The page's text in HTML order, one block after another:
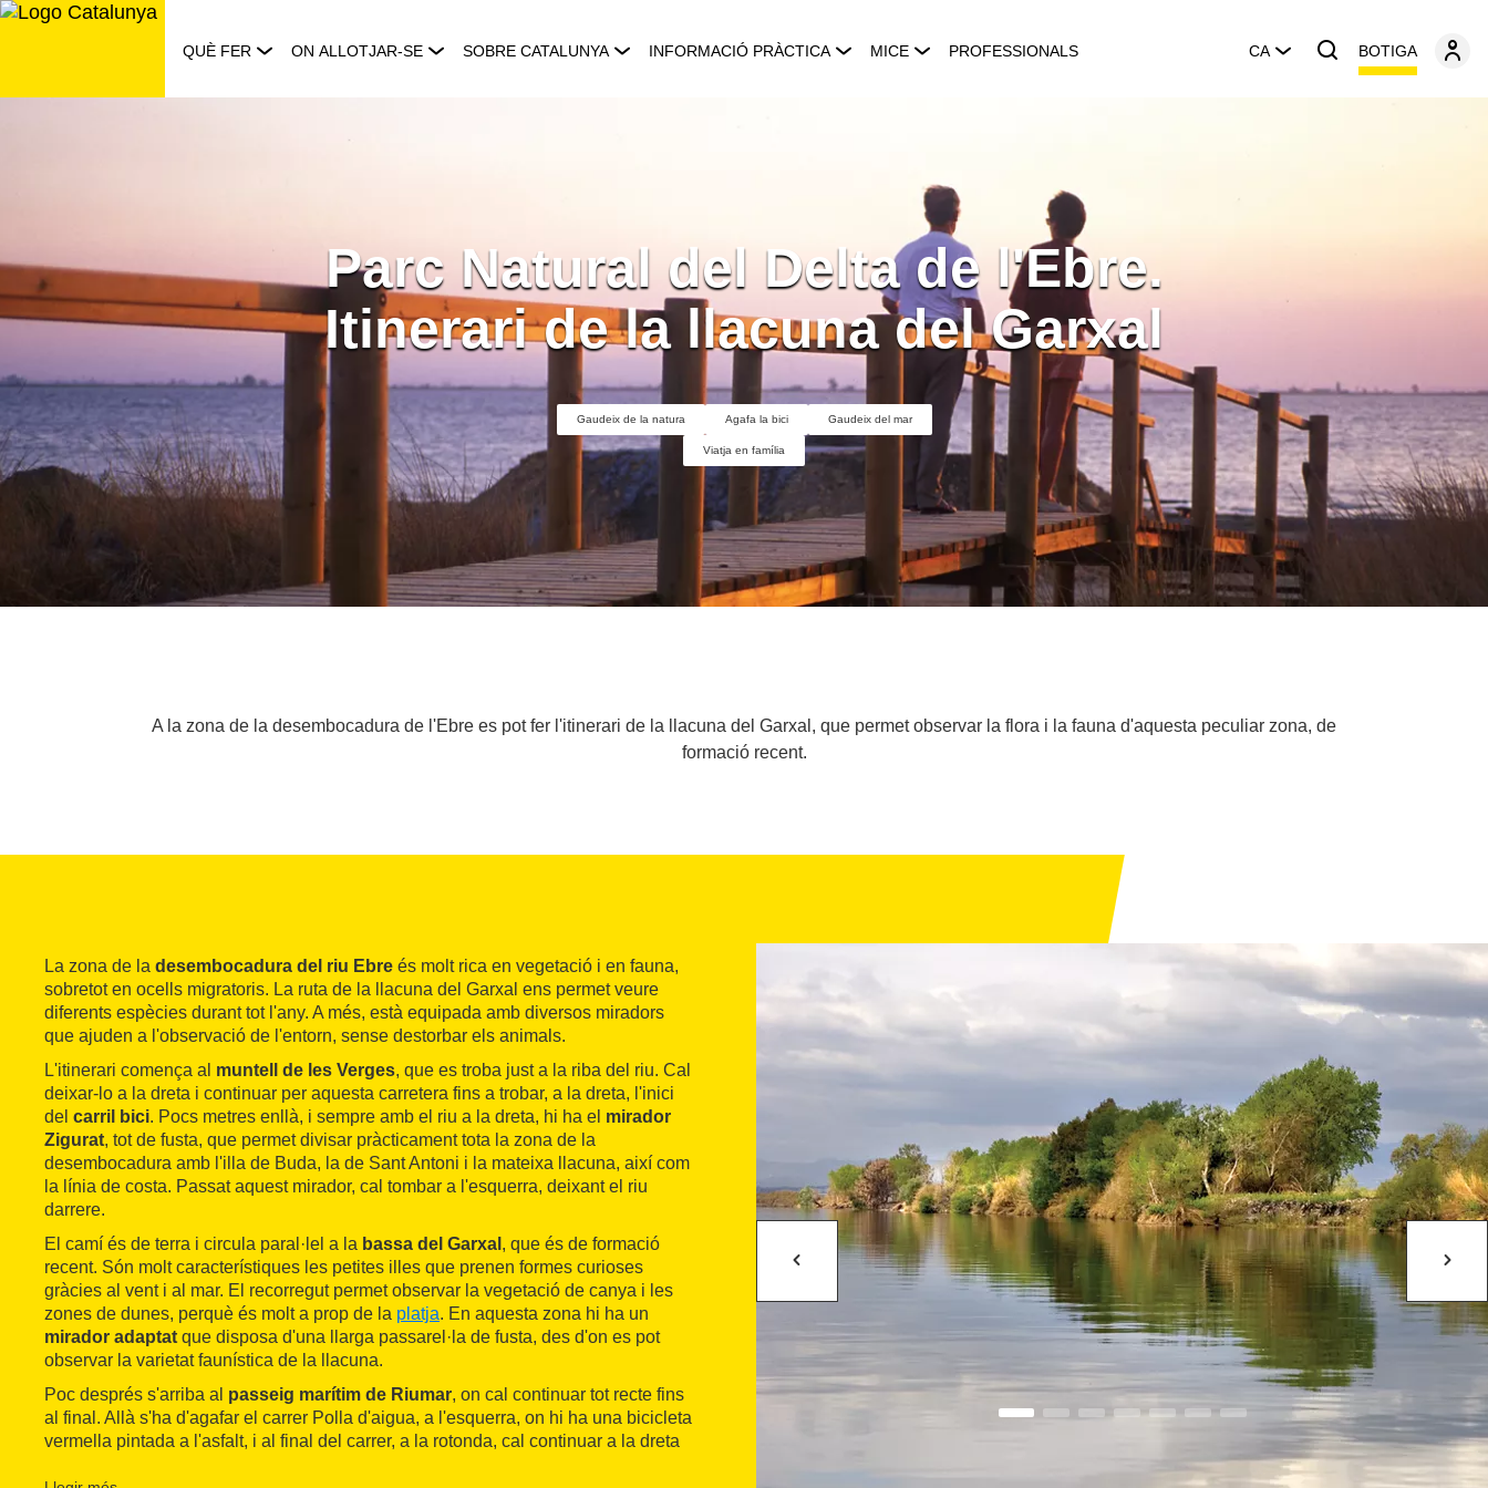
Saltar
QUÈ FER ON ALLOTJAR-SE SOBRE CATALUNYA INFORMACIÓ PRÀCTICA MICE PROFESSIONALS CA BOTIGA
Parc Natural del Delta de l'Ebre.
Itinerari de la llacuna del Garxal
Gaudeix de la natura Agafa la bici Gaudeix del mar
Viatja en família
A la zona de la desembocadura de l'Ebre es pot fer l'itinerari de la llacuna del Garxal, que permet observar la flora i la fauna d'aquesta peculiar zona, de
formació recent.
La zona de la desembocadura del riu Ebre és molt rica en vegetació i en fauna,
sobretot en ocells migratoris. La ruta de la llacuna del Garxal ens permet veure
diferents espècies durant tot l'any. A més, està equipada amb diversos miradors
que ajuden a l'observació de l'entorn, sense destorbar els animals.
L'itinerari comença al muntell de les Verges, que es troba just a la riba del riu. Cal
deixar-lo a la dreta i continuar per aquesta carretera fins a trobar, a la dreta, l'inici
del carril bici. Pocs metres enllà, i sempre amb el riu a la dreta, hi ha el mirador
Zigurat, tot de fusta, que permet divisar pràcticament tota la zona de la
desembocadura amb l'illa de Buda, la de Sant Antoni i la mateixa llacuna, així com
la línia de costa. Passat aquest mirador, cal tombar a l'esquerra, deixant el riu
darrere.
El camí és de terra i circula paral·lel a la bassa del Garxal , que és de formació
recent. Són molt característiques les petites illes que prenen formes curioses
gràcies al vent i al mar. El recorregut permet observar la vegetació de canya i les
zones de dunes, perquè és molt a prop de la platja. En aquesta zona hi ha un
mirador adaptat que disposa d'una llarga passarel·la de fusta, des d'on es pot
observar la varietat faunística de la llacuna.
Poc després s'arriba al passeig marítim de Riumar, on cal continuar tot recte fins
al final. Allà s'ha d'agafar el carrer Polla d'aigua, a l'esquerra, on hi ha una bicicleta
vermella pintada a l'asfalt, i al final del carrer, a la rotonda, cal continuar a la dreta